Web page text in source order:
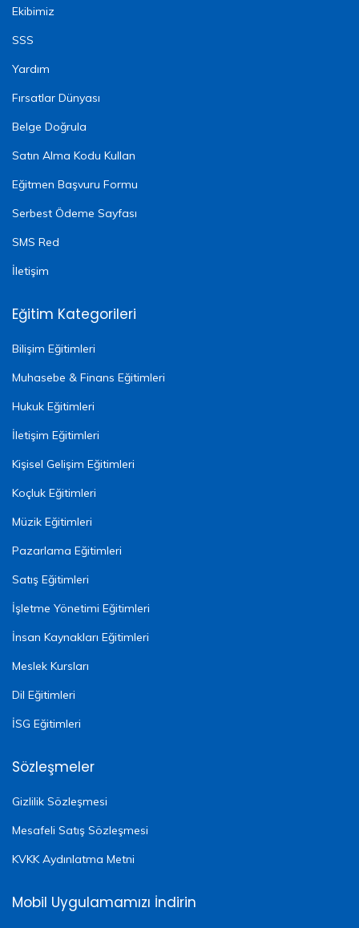
Ekibimiz
SSS
Yardım
Fırsatlar Dünyası
Belge Doğrula
Satın Alma Kodu Kullan
Eğitmen Başvuru Formu
Serbest Ödeme Sayfası
SMS Red
İletişim
Eğitim Kategorileri
Bilişim Eğitimleri
Muhasebe & Finans Eğitimleri
Hukuk Eğitimleri
İletişim Eğitimleri
Kişisel Gelişim Eğitimleri
Koçluk Eğitimleri
Müzik Eğitimleri
Pazarlama Eğitimleri
Satış Eğitimleri
İşletme Yönetimi Eğitimleri
İnsan Kaynakları Eğitimleri
Meslek Kursları
Dil Eğitimleri
İSG Eğitimleri
Sözleşmeler
Gizlilik Sözleşmesi
Mesafeli Satış Sözleşmesi
KVKK Aydınlatma Metni
Mobil Uygulamamızı İndirin